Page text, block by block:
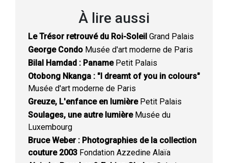
À lire aussi
Le Trésor retrouvé du Roi-Soleil Grand Palais
George Condo Musée d'art moderne de Paris
Bilal Hamdad : PanamePetit Palais
Otobong Nkanga : "I dreamt of you in colours"
Musée d'art moderne de Paris
Greuze, L'enfance en lumièrePetit Palais
Soulages, une autre lumièreMusée du
Luxembourg
Bruce Weber : Photographies de la collection
couture 2003 Fondation Azzedine Alaïa